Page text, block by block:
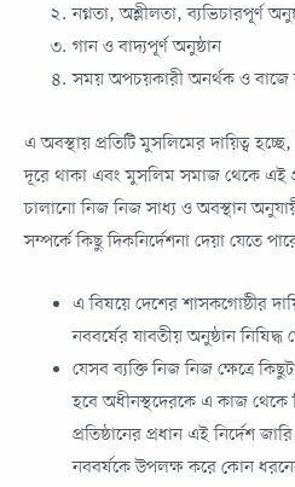
নগ্নতা, অশ্লীলতা, ব্যভিচারপূর্ণ
গান ও বাদ্যপূর্ণ অনুষ্ঠান
সময় অপচয়কারী অনর্থক ও
এ অবস্থায় প্রতিটি মুসলিমের দায়িত্ব
দূরে থাকা এবং মুসলিম সমাজ থেকে এই
চালানো নিজ নিজ সাধ্য ও অবস্থান
সম্পর্কে কিছু দিকনির্দেশনা দেয়া যেতে
এ বিষয়ে দেশের শাসকগোষ্ঠীর
নববর্ষের যাবতীয় অনুষ্ঠান
যেসব ব্যক্তি নিজ নিজ ক্ষেত্রে
হবে অধীনস্থদেরকে এ কাজ থেকে
প্রতিষ্ঠানের প্রধান এই নির্দেশ
নববর্ষকে উপলক্ষ করে কোন